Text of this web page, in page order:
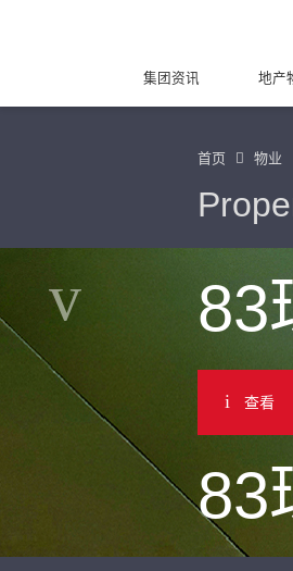
集团资讯 地产
首页 物业
83
查看
83